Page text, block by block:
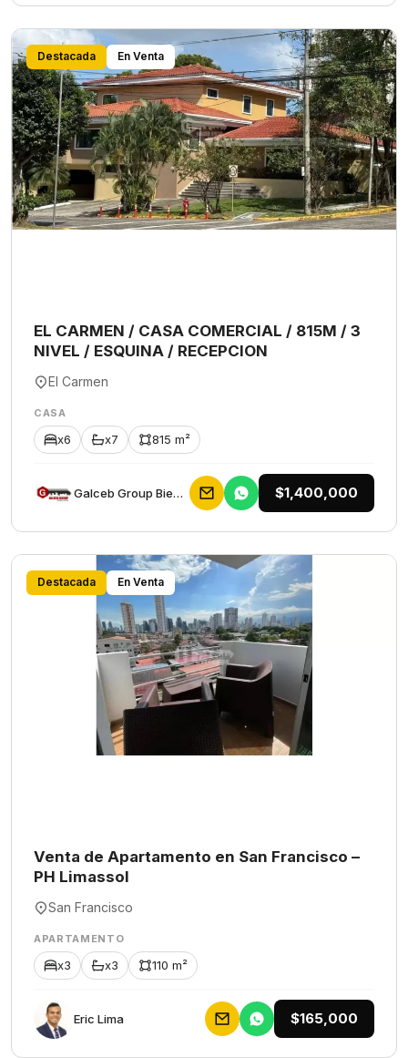
Destacada En Venta
EL CARMEN / CASA COMERCIAL / 815M / 3
NIVEL / ESQUINA / RECEPCION
El Carmen
CASA
x6 x7 815 m²
Galceb Group Bienes Raices $1,400,000
Destacada En Venta
Venta de Apartamento en San Francisco –
PH Limassol
San Francisco
APARTAMENTO
x3 x3 110 m²
Eric Lima $165,000